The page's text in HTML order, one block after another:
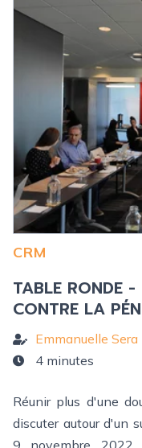
CRM
TABLE RONDE
CONTRE LA
Emmanuelle Sera
4 minutes
Réunir plus d'une
discuter autour d'un